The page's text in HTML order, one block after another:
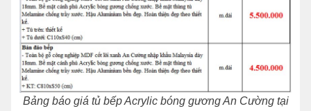
Bảng báo giá tủ bếp Acrylic bóng gương An Cường tại